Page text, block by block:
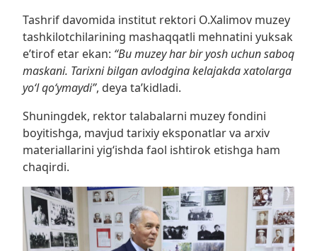
Tashrif davomida institut rektori O.Xalimov muzey
tashkilotchilarining mashaqqatli mehnatini yuksak
e’tirof etar ekan: “Bu muzey har bir yosh uchun saboq
maskani. Tarixni bilgan avlodgina kelajakda xatolarga
yo‘l qo‘ymaydi”, deya ta’kidladi.
Shuningdek, rektor talabalarni muzey fondini
boyitishga, mavjud tarixiy eksponatlar va arxiv
materiallarini yig‘ishda faol ishtirok etishga ham
chaqirdi.